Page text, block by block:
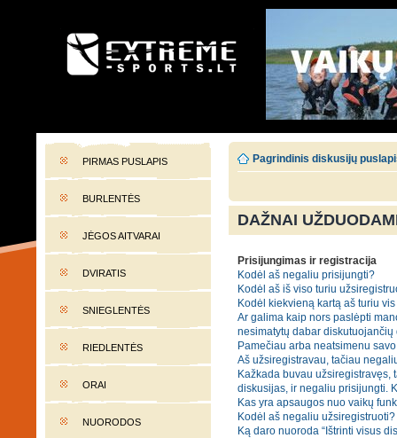
EXTREME-SPORTS.LT
PIRMAS PUSLAPIS
BURLENTĖS
JĖGOS AITVARAI
DVIRATIS
SNIEGLENTĖS
RIEDLENTĖS
ORAI
NUORODOS
Pagrindinis diskusijų
DAŽNAI
Prisijungimas ir registracija
Kodėl aš negaliu prisijungti?
Kodėl aš iš viso turiu
Kodėl kiekvieną kartą aš turiu
Ar galima kaip nors paslėpti
nesimatytų dabar
Pamečiau arba neatsimenu
Aš užsiregistravau, tačiau
Kažkada buvau užsiregistravęs,
diskusijas, ir negaliu prisijungti.
Kas yra apsaugos nuo vaikų
Kodėl aš negaliu užsiregistruoti?
Ką daro nuoroda “Ištrinti visus